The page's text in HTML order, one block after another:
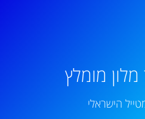
מומלץ
הישראלי